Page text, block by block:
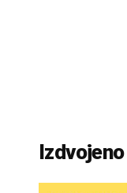
Izdvojeno